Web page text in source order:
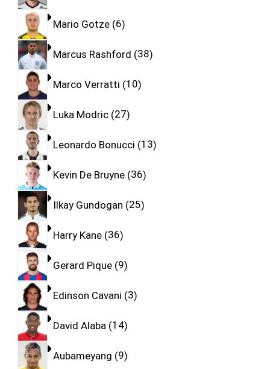
Mario Gotze 6
Marcus Rashford 38
Marco Verratti 10
Luka Modric 27
Leonardo Bonucci 13
Kevin De Bruyne 36
Ilkay Gundogan 25
Harry Kane 36
Gerard Pique 9
Edinson Cavani 3
David Alaba 14
Aubameyang 9